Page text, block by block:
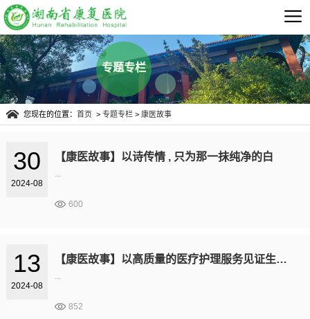
专题专栏
您现在的位置： 首页> 专题专栏 > 康医故事
30
2024-08
【康医故事】以诗传情 , 只为那一抹纯净的白
...
600
13
2024-08
【康医故事】以高质量的医疗护理服务见证生命的力量 ——湖南省康复医院卓越医疗服务纪实
...
852